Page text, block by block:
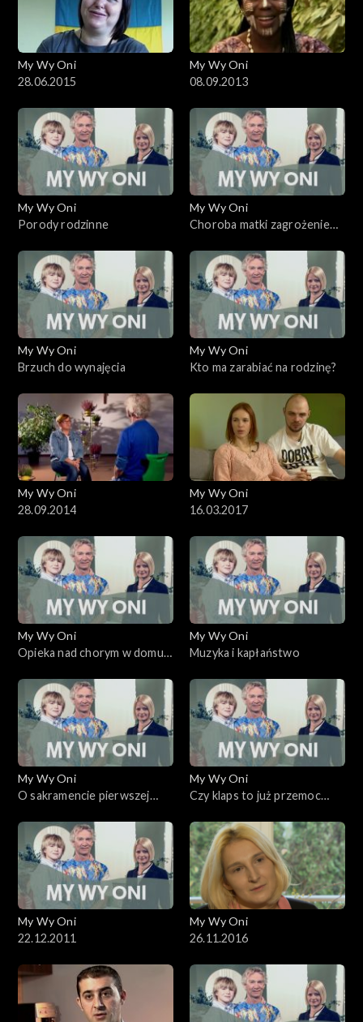
My Wy Oni
28.06.2015
My Wy Oni
08.09.2013
My Wy Oni
Porody rodzinne
My Wy Oni
Choroba matki zagrożeniem
My Wy Oni
Brzuch do wynajęcia
My Wy Oni
Kto ma zarabiać na rodzinę?
My Wy Oni
28.09.2014
My Wy Oni
16.03.2017
My Wy Oni
Opieka nad chorym w domu.
My Wy Oni
Muzyka i kapłaństwo
My Wy Oni
O sakramencie pierwszej
My Wy Oni
Czy klaps to już przemoc
My Wy Oni
22.12.2011
My Wy Oni
26.11.2016